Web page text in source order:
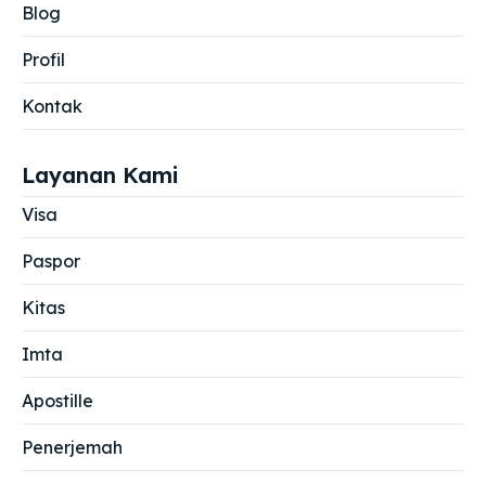
Blog
Profil
Kontak
Layanan Kami
Visa
Paspor
Kitas
Imta
Apostille
Penerjemah